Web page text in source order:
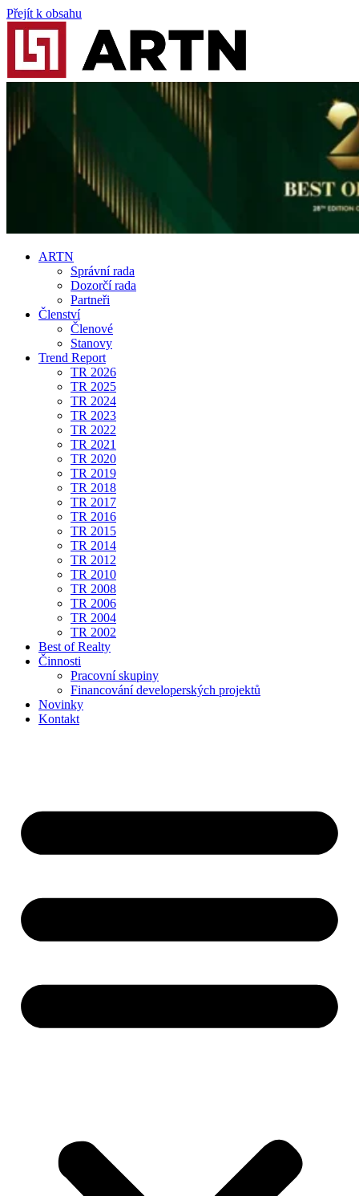
Přejít k obsahu
ARTN
Správní rada
Dozorčí rada
Partneři
Členství
Členové
Stanovy
Trend Report
TR 2026
TR 2025
TR 2024
TR 2023
TR 2022
TR 2021
TR 2020
TR 2019
TR 2018
TR 2017
TR 2016
TR 2015
TR 2014
TR 2012
TR 2010
TR 2008
TR 2006
TR 2004
TR 2002
Best of Realty
Činnosti
Pracovní skupiny
Financování developerských projektů
Novinky
Kontakt